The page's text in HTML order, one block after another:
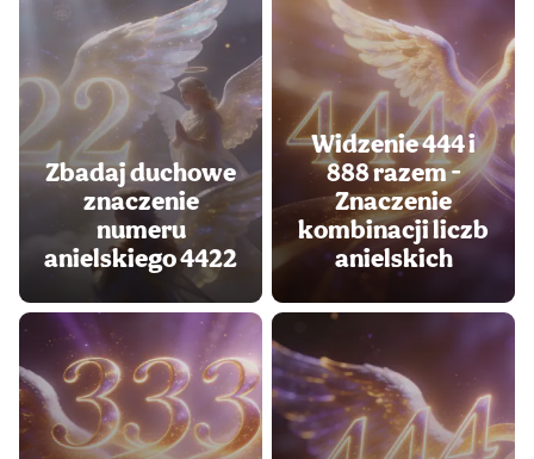
Zbadaj duchowe
znaczenie
numeru
anielskiego 4422
Widzenie 444 i
888 razem -
Znaczenie
kombinacji liczb
anielskich